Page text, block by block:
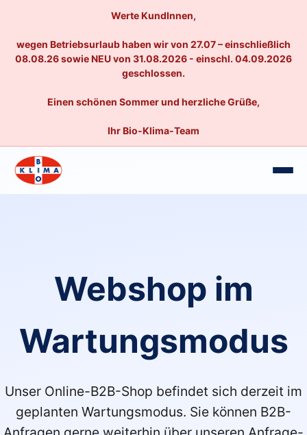
Werte KundInnen,
wegen Betriebsurlaub haben wir von 27.07 – einschließlich
08.08.26 sowie NEU von 31.08.2026 - einschl. 04.09.2026
geschlossen.
Einen schönen Sommer und herzliche Grüße,
Ihr Bio-Klima-Team
Webshop im
Wartungsmodus
Unser Online-B2B-Shop befindet sich derzeit im
geplanten Wartungsmodus. Sie können B2B-